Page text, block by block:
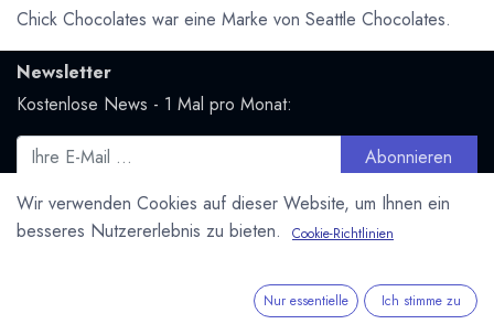
Chick Chocolates war eine Marke von Seattle Chocolates.
Newsletter
Kostenlose News - 1 Mal pro Monat:
Abonnieren
Geschützt durch reCAPTCHA, Datenschutzerklärung
Nutzungsbedingungen anwenden.
Folge uns und bleibe mit uns in Kontakt:
Wir verwenden Cookies auf dieser Website, um Ihnen ein
besseres Nutzererlebnis zu bieten.
Cookie-Richtlinien
Nur essentielle Ich stimme zu